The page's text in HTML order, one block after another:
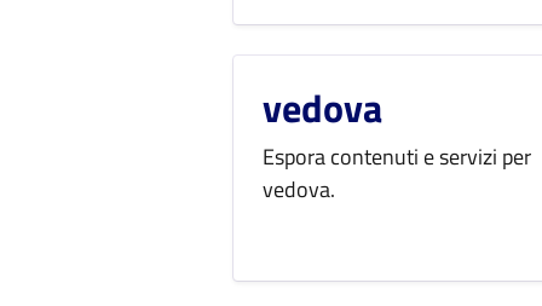
vedova
Espora contenuti e servizi per
vedova.